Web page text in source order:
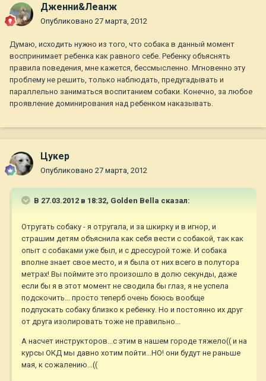
Дженни&Леанж
Опубликовано 27 марта, 2012
Думаю, исходить нужно из того, что собака в данный момент
воспринимает ребенка как равного себе. Ребенку объяснять
правила поведения, мне кажется, бессмысленно. Мгновенно эту
проблему не решить, только наблюдать, предугадывать и
параллельно заниматься воспитанием собаки. Конечно, за любое
проявление доминирования над ребенком наказывать.
Цукер
Опубликовано 27 марта, 2012
В 27.03.2012 в 18:32, Golden Bella сказал:
Отругать собаку - я отругала, и за шкирку и в игнор, и
страшим детям объяснила как себя вести с собакой, так как
опыт с собаками уже был, и с дрессурой тоже. И собака
вполне знает свое место, и я была от них всего в полутора
метрах! Вы поймите это произошло в долю секунды, даже
если бы я в этот момент не сводила бы глаз, я не успела
подскочить... просто теперб очень боюсь вообще
подпускать собаку близко к ребенку. Но и постоянно их друг
от друга изолировать тоже не правильно...
А насчет инструкторов...с этим в нашем городе тяжело(( и на
курсы ОКД мы давно хотим пойти...НО! они будут не раньше
мая, к сожалению...((